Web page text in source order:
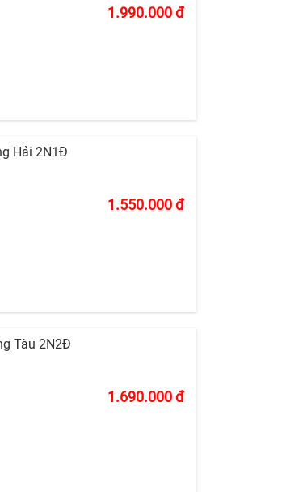
1.990.000đ
Hải 2N1Đ
1.550.000đ
Tàu 2N2Đ
1.690.000đ